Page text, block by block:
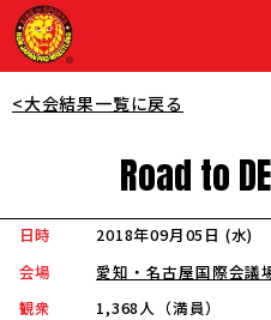
<大会結果一覧に戻る
Road to
日時 2018年09月05日 (水)
会場
愛知・名古屋国際会議
観衆
1,368人（満員）